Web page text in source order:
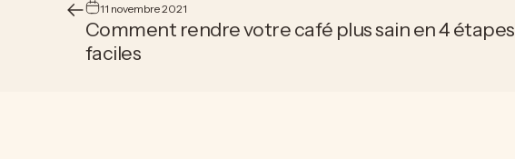
11 novembre 2021
Comment rendre votre café plus sain en 4 étapes
faciles